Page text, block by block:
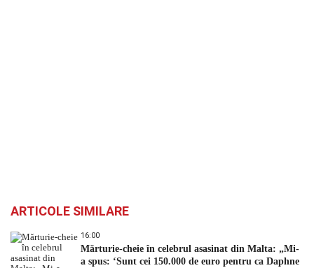
ARTICOLE SIMILARE
16:00
Mărturie-cheie în celebrul asasinat din Malta: „Mi-
a spus: ‘Sunt cei 150.000 de euro pentru ca Daphne